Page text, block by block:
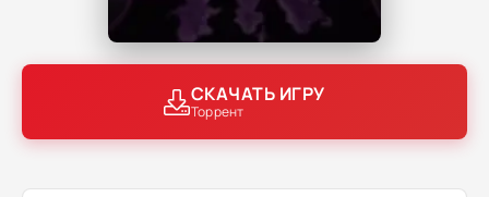
СКАЧАТЬ ИГРУ
Торрент